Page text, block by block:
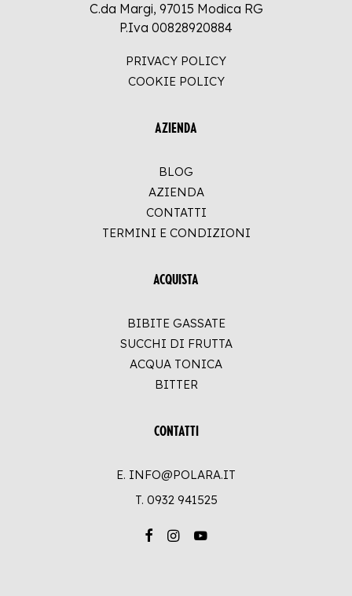
C.da Margi, 97015 Modica RG
P.Iva 00828920884
PRIVACY POLICY
COOKIE POLICY
AZIENDA
BLOG
AZIENDA
CONTATTI
TERMINI E CONDIZIONI
ACQUISTA
BIBITE GASSATE
SUCCHI DI FRUTTA
ACQUA TONICA
BITTER
CONTATTI
E. INFO@POLARA.IT
T. 0932 941525